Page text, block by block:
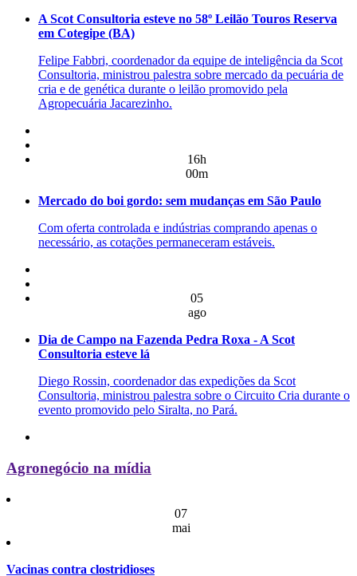
A Scot Consultoria esteve no 58º Leilão Touros Reserva
em Cotegipe (BA)
Felipe Fabbri, coordenador da equipe de inteligência da Scot
Consultoria, ministrou palestra sobre mercado da pecuária de
cria e de genética durante o leilão promovido pela
Agropecuária Jacarezinho.
16h
00m
Mercado do boi gordo: sem mudanças em São Paulo
Com oferta controlada e indústrias comprando apenas o
necessário, as cotações permaneceram estáveis.
05
ago
Dia de Campo na Fazenda Pedra Roxa - A Scot
Consultoria esteve lá
Diego Rossin, coordenador das expedições da Scot
Consultoria, ministrou palestra sobre o Circuito Cria durante o
evento promovido pelo Siralta, no Pará.
Agronegócio na mídia
07
mai
Vacinas contra clostridioses